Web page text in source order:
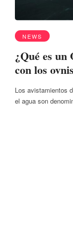
NEWS
¿Qué es un
con los
Los avistamientos
el agua son